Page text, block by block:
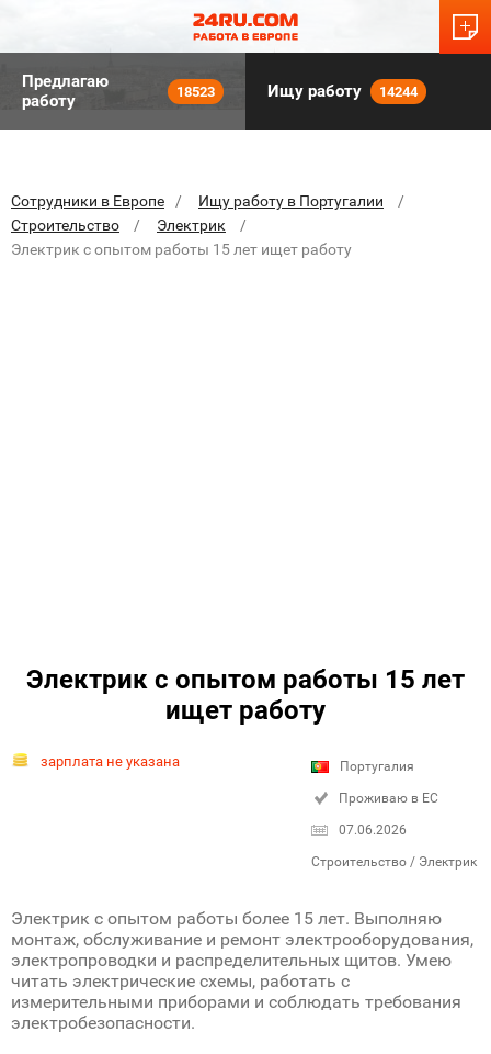
Предлагаю
работу
18523 Ищу работу 14244
Сотрудники в Европе
Ищу работу в Португалии
Строительство
Электрик
Электрик с опытом работы 15 лет ищет работу
Электрик с опытом работы 15 лет
ищет работу
зарплата не указана Португалия
Проживаю в ЕС
07.06.2026
Строительство / Электрик
Электрик с опытом работы более 15 лет. Выполняю
монтаж, обслуживание и ремонт электрооборудования,
электропроводки и распределительных щитов. Умею
читать электрические схемы, работать с
измерительными приборами и соблюдать требования
электробезопасности.